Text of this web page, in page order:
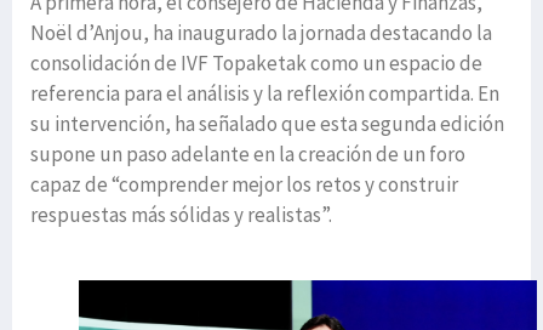
Noël d’Anjou, ha inaugurado la jornada destacando la
consolidación de IVF Topaketak como un espacio de
referencia para el análisis y la reflexión compartida. En
su intervención, ha señalado que esta segunda edición
supone un paso adelante en la creación de un foro
capaz de “comprender mejor los retos y construir
respuestas más sólidas y realistas”.